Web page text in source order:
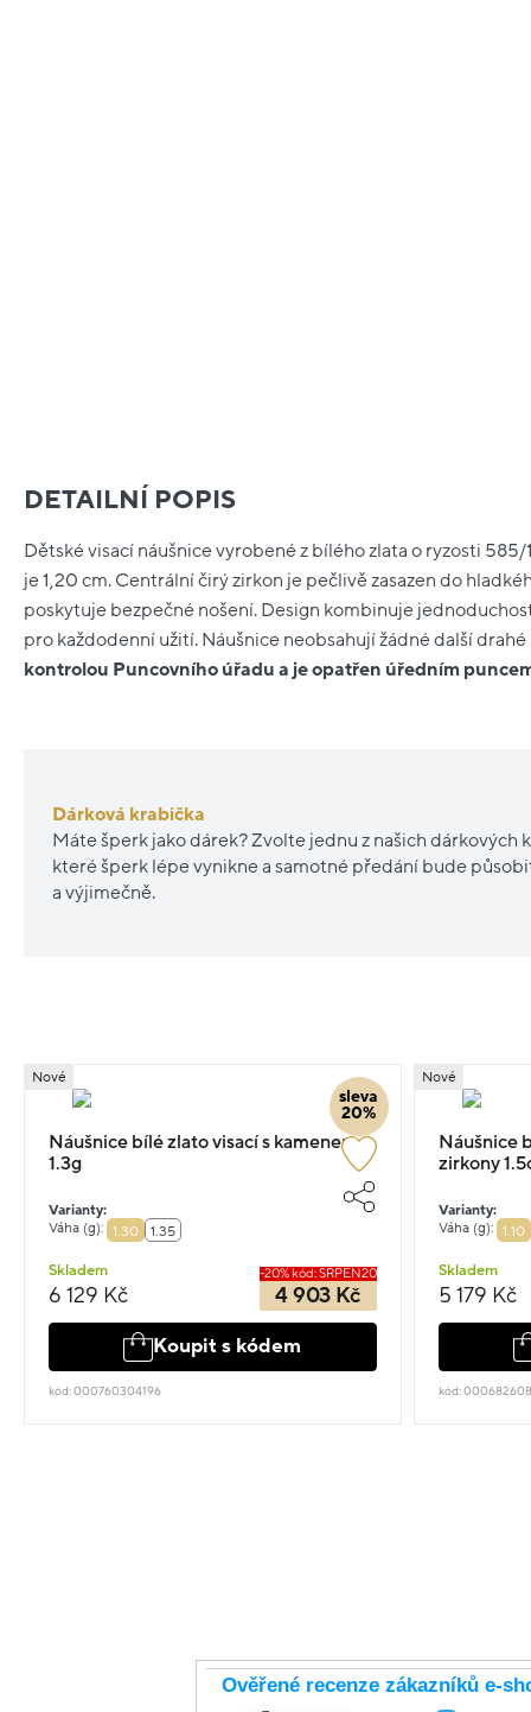
DETAILNÍ POPIS
Dětské visací náušnice vyrobené z bílého zlata o ryzosti 585/
je 1,20 cm. Centrální čirý zirkon je pečlivě zasazen do
poskytuje bezpečné nošení. Design kombinuje
pro každodenní užití. Náušnice neobsahují žádné další
kontrolou Puncovního úřadu a je opatřen úředním
Dárková krabička
Máte šperk jako dárek? Zvolte jednu z našich dárkových
které šperk lépe vynikne a samotné předání bude
a výjimečně.
sleva
20%
Nové
Náušnice bílé zlato visací s kamenem
1.3g
Varianty:
Váha (g):
1.30 1.35
Skladem
6 129 Kč
-20% kód: SRPEN20
4 903 Kč
Koupit s kódem
kód: 000760304196
Nové
Náušnice
zirkony
Varianty:
Váha (g):
1.10
Skladem
5 179 Kč
kód: